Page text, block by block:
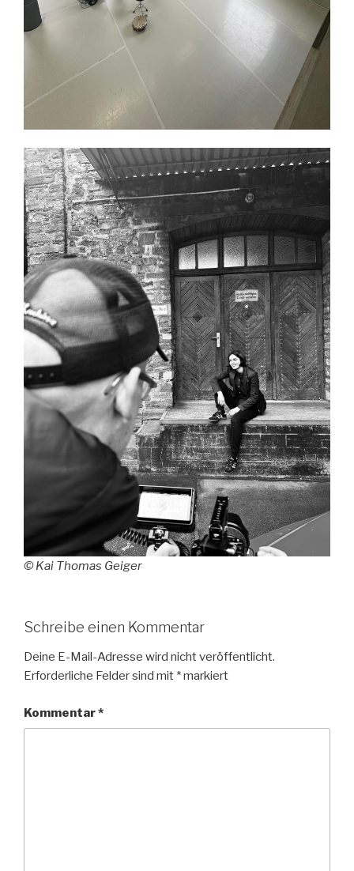
© Kai Thomas Geiger
Schreibe einen Kommentar
Deine E-Mail-Adresse wird nicht veröffentlicht.
Erforderliche Felder sind mit *markiert
Kommentar*